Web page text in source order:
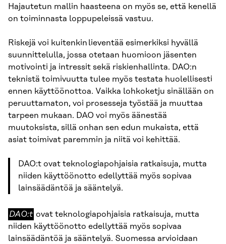
Hajautetun mallin haasteena on myös se, että kenellä
on toiminnasta loppupeleissä vastuu.
Riskejä voi kuitenkin lieventää esimerkiksi hyvällä
suunnittelulla, jossa otetaan huomioon jäsenten
motivointi ja intressit sekä riskienhallinta. DAO:n
teknistä toimivuutta tulee myös testata huolellisesti
ennen käyttöönottoa. Vaikka lohkoketju sinällään on
peruuttamaton, voi prosesseja työstää ja muuttaa
tarpeen mukaan. DAO voi myös äänestää
muutoksista, sillä onhan sen edun mukaista, että
asiat toimivat paremmin ja niitä voi kehittää.
DAO:t ovat teknologiapohjaisia ratkaisuja, mutta
niiden käyttöönotto edellyttää myös sopivaa
lainsäädäntöä ja sääntelyä.
DAO:t
DAO:t ovat teknologiapohjaisia ratkaisuja, mutta
niiden käyttöönotto edellyttää myös sopivaa
lainsäädäntöä ja sääntelyä. Suomessa arvioidaan